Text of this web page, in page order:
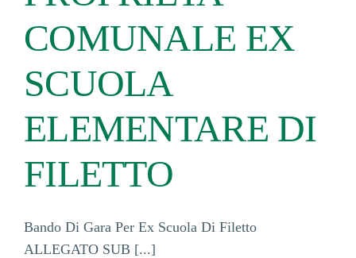
COMUNALE EX
SCUOLA
ELEMENTARE DI
FILETTO
Bando Di Gara Per Ex Scuola Di Filetto
ALLEGATO SUB [...]